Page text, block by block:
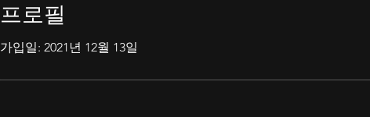
프로필
가입일: 2021년 12월 13일